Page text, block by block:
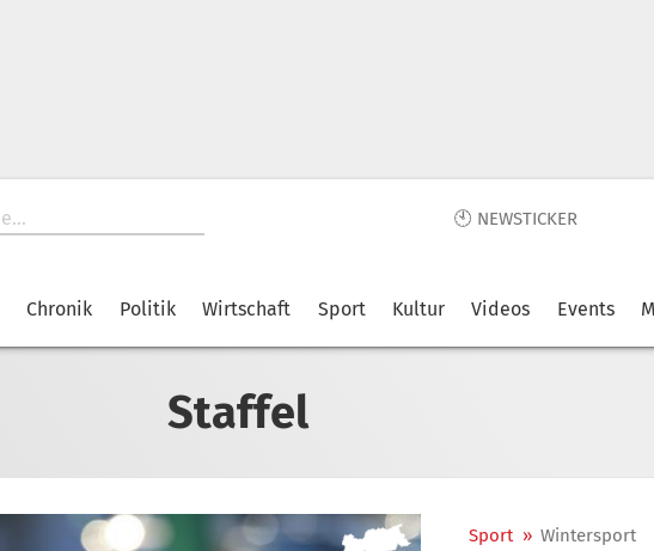
🕙 NEWSTICKER
Chronik Politik Wirtschaft Sport Kultur Videos Events
Staffel
Sport » Wintersport